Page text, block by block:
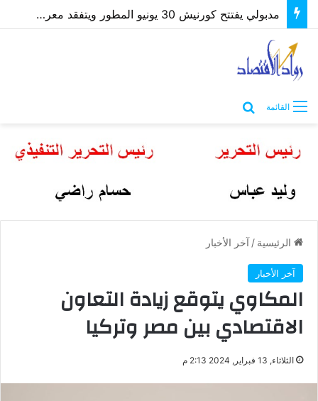
مدبولي يفتتح كورنيش 30 يونيو المطور ويتفقد معرض “كنوز مصر” بمطروح
القائمة
الرئيسية / آخر الأخبار
آخر الأخبار
المكاوي يتوقع زيادة التعاون
الاقتصادي بين مصر وتركيا
الثلاثاء, 13 فبراير, 2024 2:13 م